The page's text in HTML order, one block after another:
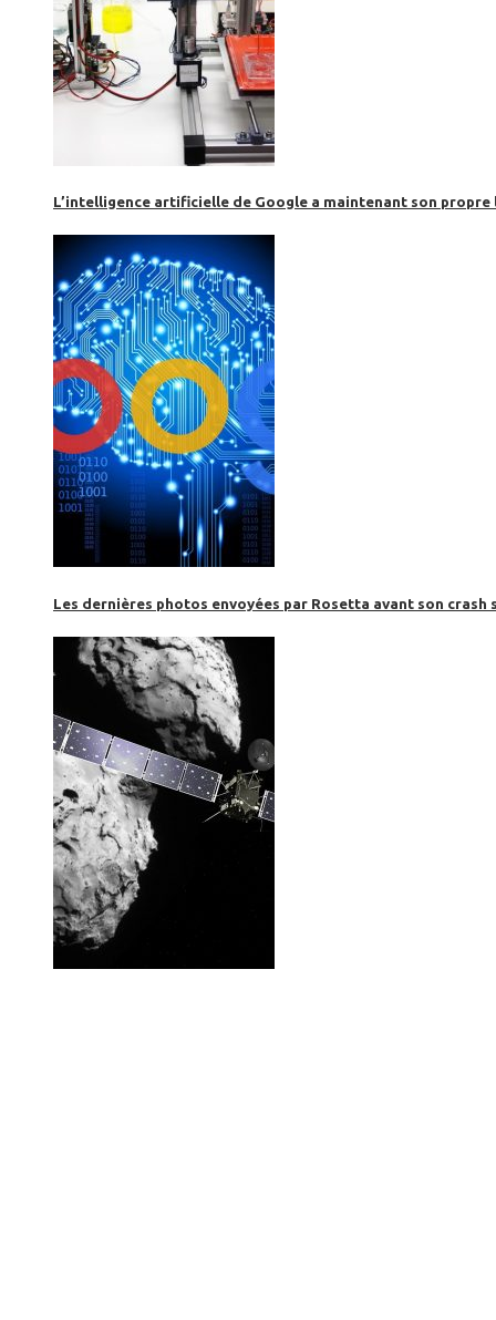
L’intelligence artificielle de Google a maintenant son propre
Les dernières photos envoyées par Rosetta avant son crash